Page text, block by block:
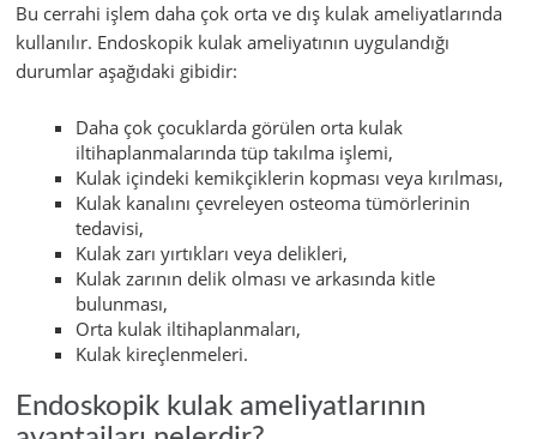
Bu cerrahi işlem daha çok orta ve dış kulak ameliyatlarında
kullanılır. Endoskopik kulak ameliyatının uygulandığı
durumlar aşağıdaki gibidir:
Daha çok çocuklarda görülen orta kulak
iltihaplanmalarında tüp takılma işlemi,
Kulak içindeki kemikçiklerin kopması veya kırılması,
Kulak kanalını çevreleyen osteoma tümörlerinin
tedavisi,
Kulak zarı yırtıkları veya delikleri,
Kulak zarının delik olması ve arkasında kitle
bulunması,
Orta kulak iltihaplanmaları,
Kulak kireçlenmeleri.
Endoskopik kulak ameliyatlarının